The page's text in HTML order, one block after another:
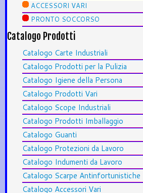
ACCESSORI VARI
PRONTO SOCCORSO
Catalogo Prodotti
Catalogo Carte Industriali
Catalogo Prodotti per la Pulizia
Catalogo Igiene della Persona
Catalogo Prodotti Vari
Catalogo Scope Industriali
Catalogo Prodotti Imballaggio
Catalogo Guanti
Catalogo Protezioni da Lavoro
Catalogo Indumenti da Lavoro
Catalogo Scarpe Antinfortunistiche
Catalogo Accessori Vari